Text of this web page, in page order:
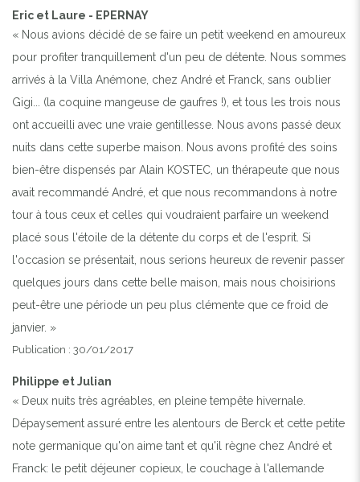
Eric et Laure - EPERNAY
« Nous avions décidé de se faire un petit weekend en amoureux
pour profiter tranquillement d'un peu de détente. Nous sommes
arrivés à la Villa Anémone, chez André et Franck, sans oublier
Gigi... (la coquine mangeuse de gaufres !), et tous les trois nous
ont accueilli avec une vraie gentillesse. Nous avons passé deux
nuits dans cette superbe maison. Nous avons profité des soins
bien-être dispensés par Alain KOSTEC, un thérapeute que nous
avait recommandé André, et que nous recommandons à notre
tour à tous ceux et celles qui voudraient parfaire un weekend
placé sous l'étoile de la détente du corps et de l'esprit. Si
l'occasion se présentait, nous serions heureux de revenir passer
quelques jours dans cette belle maison, mais nous choisirions
peut-être une période un peu plus clémente que ce froid de
janvier. »
Publication : 30/01/2017
Philippe et Julian
« Deux nuits très agréables, en pleine tempête hivernale.
Dépaysement assuré entre les alentours de Berck et cette petite
note germanique qu'on aime tant et qu'il règne chez André et
Franck: le petit déjeuner copieux, le couchage à l'allemande